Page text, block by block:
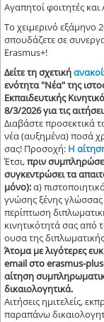
Αγαπητοί φοιτητές και
Το χειμερινό εξάμηνο
σπουδάζετε σε
Erasmus+!
Δείτε τη σχετική
ενότητα "Νέα" της
Εκπαιδευτικής
8/3/2026 για τις
Διαβάστε προσεκτικά
νέα (αυξημένα) ποσά
σας! Προσοχή: Η
Έτσι,πριν
συγκεντρώσειτα
μόνο):α)
γνώσης ξένης γλώσσας
περίπτωση
κινητικότητά σας από
ουσα της
Άτομα με λιγότερες
email στο erasmus-
αίτηση
δικαιολογητικά.
Αιτήσεις ημιτελείς,
παραπάνω